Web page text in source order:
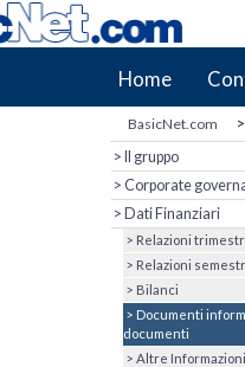
Home
BasicNet.com >
> Il gruppo
> Corporate
> Dati Finanziari
> Relazioni
> Relazioni
> Bilanci
> Documenti
documenti
> Altre